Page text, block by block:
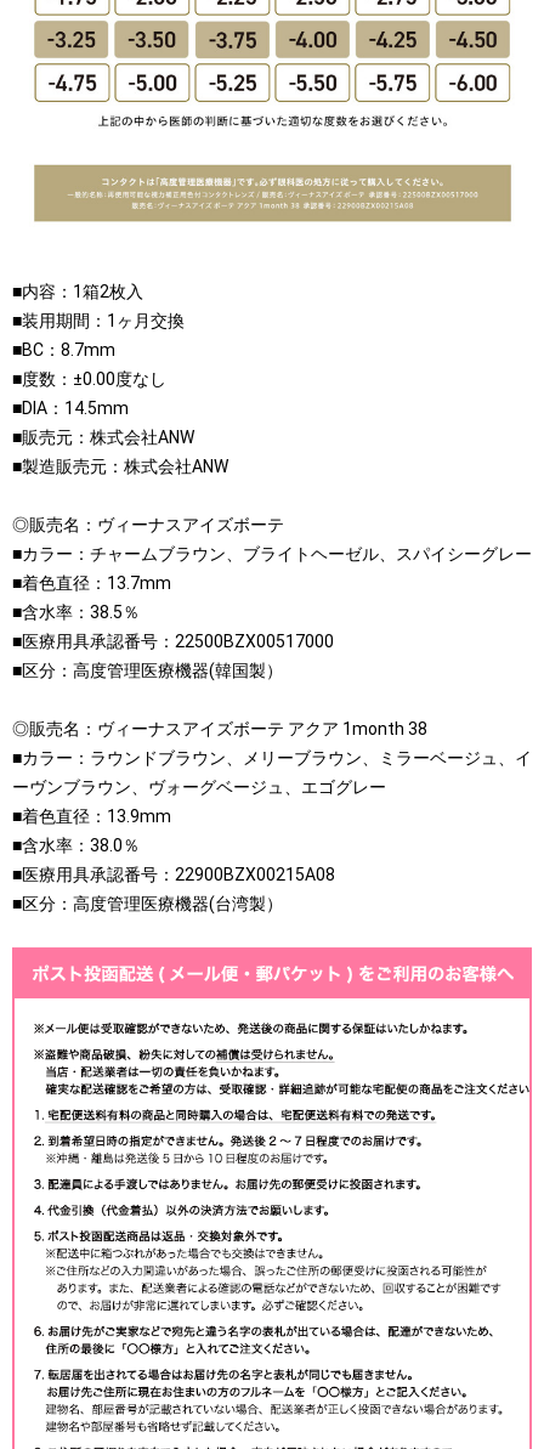
■内容：1箱2枚入
■装用期間：1ヶ月交換
■BC：8.7mm
■度数：±0.00度なし
■DIA：14.5mm
■販売元：株式会社ANW
■製造販売元：株式会社ANW
◎販売名：ヴィーナスアイズボーテ
■カラー：チャームブラウン、ブライトヘーゼル、スパイシーグレー
■着色直径：13.7mm
■含水率：38.5％
■医療用具承認番号：22500BZX00517000
■区分：高度管理医療機器(韓国製）
◎販売名：ヴィーナスアイズボーテ アクア 1month 38
■カラー：ラウンドブラウン、メリーブラウン、ミラーベージュ、イ
ーヴンブラウン、ヴォーグベージュ、エゴグレー
■着色直径：13.9mm
■含水率：38.0％
■医療用具承認番号：22900BZX00215A08
■区分：高度管理医療機器(台湾製）